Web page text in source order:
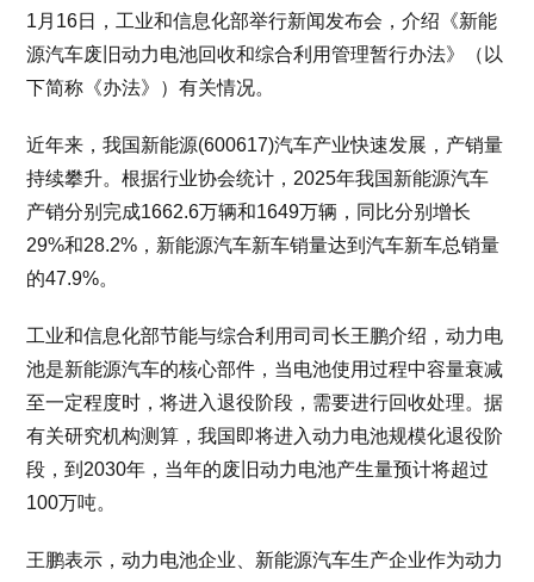
1月16日，工业和信息化部举行新闻发布会，介绍《新能
源汽车废旧动力电池回收和综合利用管理暂行办法》（以
下简称《办法》）有关情况。
近年来，我国新能源(600617)汽车产业快速发展，产销量
持续攀升。根据行业协会统计，2025年我国新能源汽车
产销分别完成1662.6万辆和1649万辆，同比分别增长
29%和28.2%，新能源汽车新车销量达到汽车新车总销量
的47.9%。
工业和信息化部节能与综合利用司司长王鹏介绍，动力电
池是新能源汽车的核心部件，当电池使用过程中容量衰减
至一定程度时，将进入退役阶段，需要进行回收处理。据
有关研究机构测算，我国即将进入动力电池规模化退役阶
段，到2030年，当年的废旧动力电池产生量预计将超过
100万吨。
王鹏表示，动力电池企业、新能源汽车生产企业作为动力